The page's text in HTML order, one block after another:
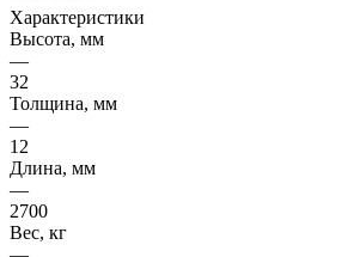
Характеристики
Высота, мм
—
32
Толщина, мм
—
12
Длина, мм
—
2700
Вес, кг